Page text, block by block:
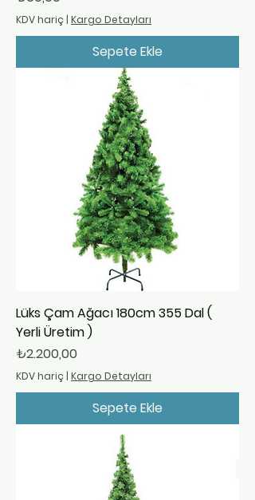
KDV hariç | Kargo Detayları
Sepete Ekle
Lüks Çam Ağacı 180cm 355 Dal (
Yerli Üretim )
Fiyat
₺2.200,00
KDV hariç | Kargo Detayları
Sepete Ekle